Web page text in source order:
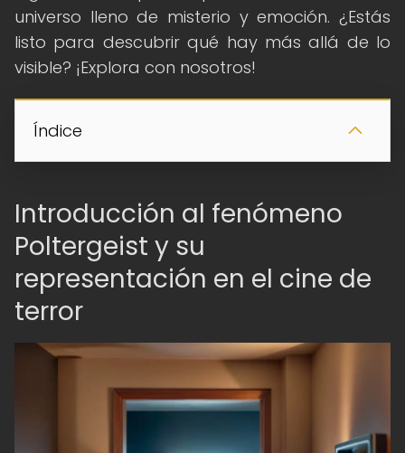
universo lleno de misterio y emoción. ¿Estás
listo para descubrir qué hay más allá de lo
visible? ¡Explora con nosotros!
Índice
Introducción al fenómeno
Poltergeist y su
representación en el cine de
terror